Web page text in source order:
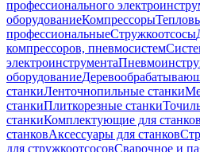
профессионального
оборудованиеКомпрессоры
профессиональныеСтружкоотсосы
компрессоров, пневмосистем
электроинструмента
оборудование
станкиЛенточнопильные станки
станкиПлиткорезные станки
станкиКомплектующие для станков
станковАксессуары для станков
для стружкоотсосовСварочное и